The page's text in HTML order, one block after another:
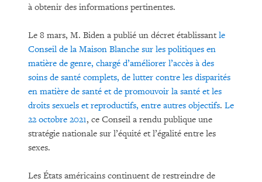
à obtenir des informations pertinentes.
Le 8 mars, M. Biden a publié un décret établissant le
Conseil de la Maison Blanche sur les politiques en
matière de genre, chargé d’améliorer l’accès à des
soins de santé complets, de lutter contre les disparités
en matière de santé et de promouvoir la santé et les
droits sexuels et reproductifs, entre autres objectifs. Le
22 octobre 2021, ce Conseil a rendu publique une
stratégie nationale sur l’équité et l’égalité entre les
sexes.
Les États américains continuent de restreindre de